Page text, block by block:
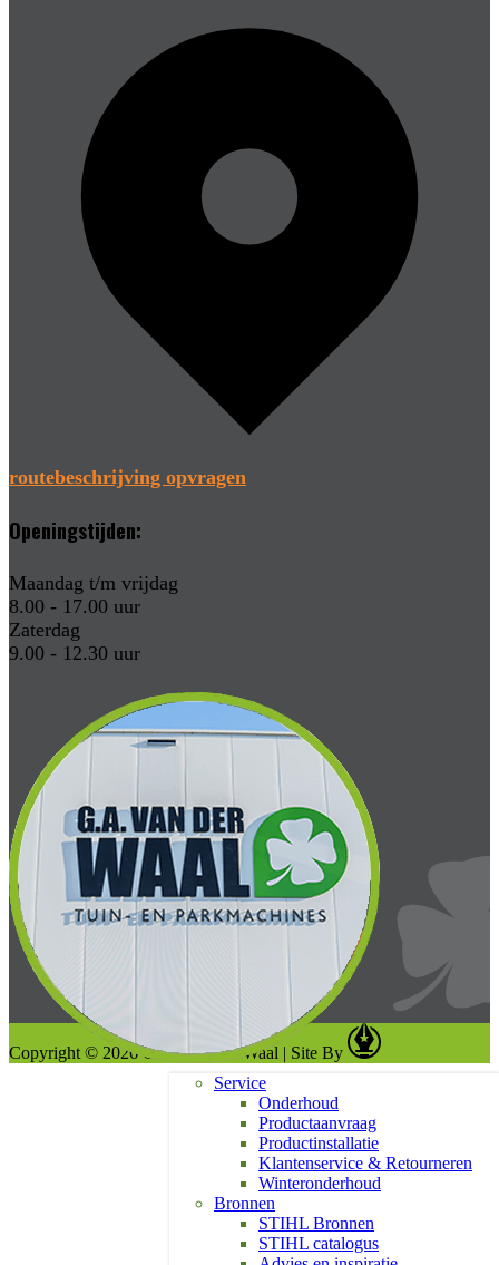
Service
Onderhoud
Productaanvraag
Productinstallatie
Klantenservice & Retourneren
Winteronderhoud
Bronnen
STIHL Bronnen
STIHL catalogus
routebeschrijving opvragen
Openingstijden:
Maandag t/m vrijdag
8.00 - 17.00 uur
Zaterdag
9.00 - 12.30 uur
Copyright © 2026 G. A. van der Waal | Site By